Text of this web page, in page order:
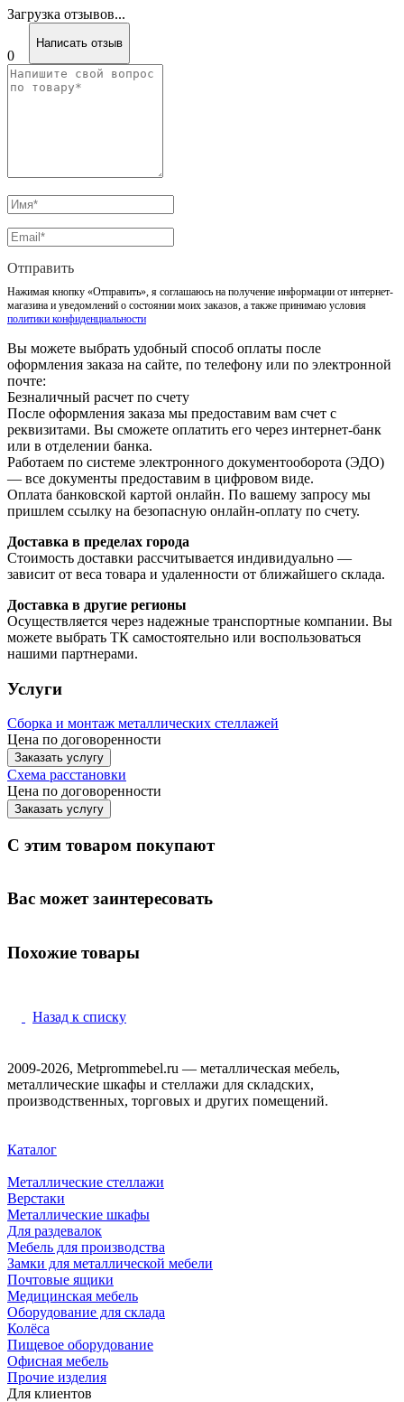
Загрузка отзывов...
0
Написать отзыв
Отправить
Нажимая кнопку «Отправить», я соглашаюсь на получение информации от интернет-
магазина и уведомлений о состоянии моих заказов, а также принимаю условия
политики конфиденциальности
Вы можете выбрать удобный способ оплаты после
оформления заказа на сайте, по телефону или по электронной
почте:
Безналичный расчет по счету
После оформления заказа мы предоставим вам счет с
реквизитами. Вы сможете оплатить его через интернет-банк
или в отделении банка.
Работаем по системе электронного документооборота (ЭДО)
— все документы предоставим в цифровом виде.
Оплата банковской картой онлайн. По вашему запросу мы
пришлем ссылку на безопасную онлайн-оплату по счету.
Доставка в пределах города
Стоимость доставки рассчитывается индивидуально —
зависит от веса товара и удаленности от ближайшего склада.
Доставка в другие регионы
Осуществляется через надежные транспортные компании. Вы
можете выбрать ТК самостоятельно или воспользоваться
нашими партнерами.
Услуги
Сборка и монтаж металлических стеллажей
Цена по договоренности
Заказать услугу
Схема расстановки
Цена по договоренности
Заказать услугу
С этим товаром покупают
Вас может заинтересовать
Похожие товары
Назад к списку
2009-2026, Metprommebel.ru — металлическая мебель,
металлические шкафы и стеллажи для складских,
производственных, торговых и других помещений.
Каталог
Металлические стеллажи
Верстаки
Металлические шкафы
Для раздевалок
Мебель для производства
Замки для металлической мебели
Почтовые ящики
Медицинская мебель
Оборудование для склада
Колёса
Пищевое оборудование
Офисная мебель
Прочие изделия
Для клиентов